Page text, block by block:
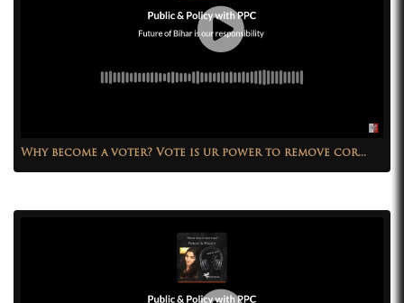
Why become a voter? Vote is ur power to remove cor...